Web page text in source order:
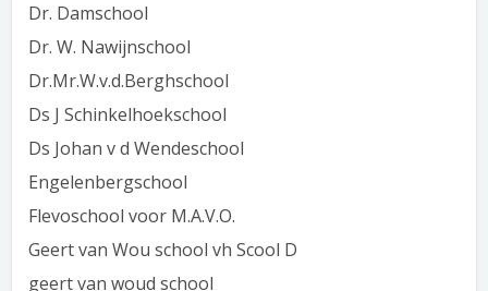
Dr. Damschool
Dr. W. Nawijnschool
Dr.Mr.W.v.d.Berghschool
Ds J Schinkelhoekschool
Ds Johan v d Wendeschool
Engelenbergschool
Flevoschool voor M.A.V.O.
Geert van Wou school vh Scool D
geert van woud school